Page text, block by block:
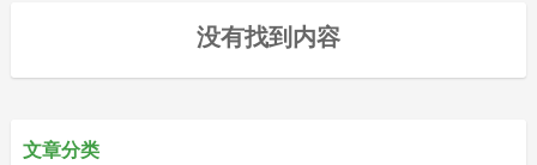
没有找到内容
文章分类